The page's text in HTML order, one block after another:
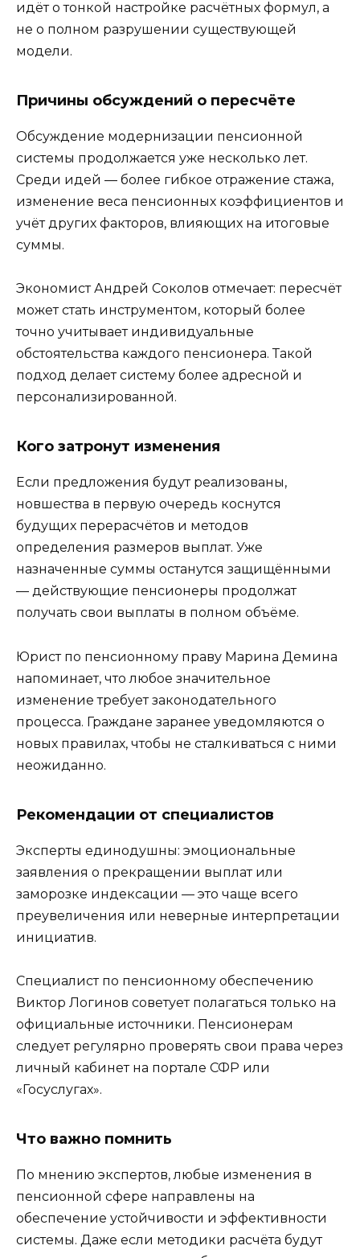
идёт о тонкой настройке расчётных формул, а
не о полном разрушении существующей
модели.
Причины обсуждений о пересчёте
Обсуждение модернизации пенсионной
системы продолжается уже несколько лет.
Среди идей — более гибкое отражение стажа,
изменение веса пенсионных коэффициентов и
учёт других факторов, влияющих на итоговые
суммы.
Экономист Андрей Соколов отмечает: пересчёт
может стать инструментом, который более
точно учитывает индивидуальные
обстоятельства каждого пенсионера. Такой
подход делает систему более адресной и
персонализированной.
Кого затронут изменения
Если предложения будут реализованы,
новшества в первую очередь коснутся
будущих перерасчётов и методов
определения размеров выплат. Уже
назначенные суммы останутся защищёнными
— действующие пенсионеры продолжат
получать свои выплаты в полном объёме.
Юрист по пенсионному праву Марина Демина
напоминает, что любое значительное
изменение требует законодательного
процесса. Граждане заранее уведомляются о
новых правилах, чтобы не сталкиваться с ними
неожиданно.
Рекомендации от специалистов
Эксперты единодушны: эмоциональные
заявления о прекращении выплат или
заморозке индексации — это чаще всего
преувеличения или неверные интерпретации
инициатив.
Специалист по пенсионному обеспечению
Виктор Логинов советует полагаться только на
официальные источники. Пенсионерам
следует регулярно проверять свои права через
личный кабинет на портале СФР или
«Госуслугах».
Что важно помнить
По мнению экспертов, любые изменения в
пенсионной сфере направлены на
обеспечение устойчивости и эффективности
системы. Даже если методики расчёта будут